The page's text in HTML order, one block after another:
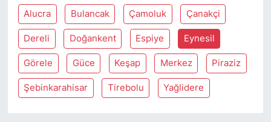
Alucra Bulancak Çamoluk Çanakçi
Dereli Doğankent Espiye Eynesil
Görele Güce Keşap Merkez Piraziz
Şebinkarahisar Tirebolu Yağlidere